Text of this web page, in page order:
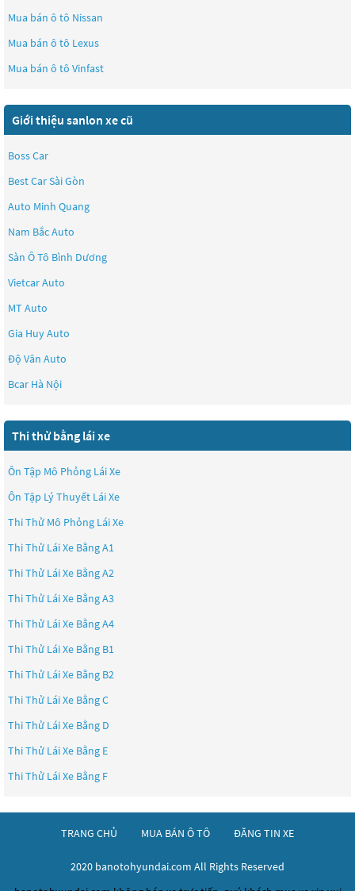
Mua bán ô tô Nissan
Mua bán ô tô Lexus
Mua bán ô tô Vinfast
Giới thiệu sanlon xe cũ
Boss Car
Best Car Sài Gòn
Auto Minh Quang
Nam Bắc Auto
Sàn Ô Tô Bình Dương
Vietcar Auto
MT Auto
Gia Huy Auto
Độ Vân Auto
Bcar Hà Nội
Thi thử bằng lái xe
Ôn Tập Mô Phỏng Lái Xe
Ôn Tập Lý Thuyết Lái Xe
Thi Thử Mô Phỏng Lái Xe
Thi Thử Lái Xe Bằng A1
Thi Thử Lái Xe Bằng A2
Thi Thử Lái Xe Bằng A3
Thi Thử Lái Xe Bằng A4
Thi Thử Lái Xe Bằng B1
Thi Thử Lái Xe Bằng B2
Thi Thử Lái Xe Bằng C
Thi Thử Lái Xe Bằng D
Thi Thử Lái Xe Bằng E
Thi Thử Lái Xe Bằng F
TRANG CHỦ MUA BÁN Ô TÔ ĐĂNG TIN XE
2020 banotohyundai.com All Rights Reserved